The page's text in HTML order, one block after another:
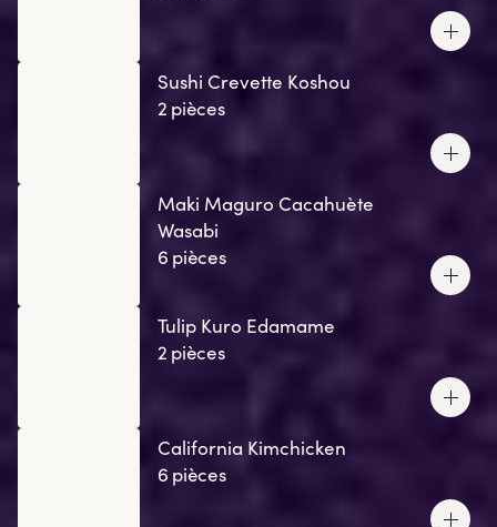
Sushi Crevette Koshou
2 pièces
Maki Maguro Cacahuète
Wasabi
6 pièces
Tulip Kuro Edamame
2 pièces
California Kimchicken
6 pièces